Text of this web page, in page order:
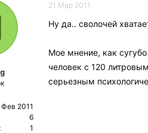
Фев 2011
6
1
21 Мар 2011
Ну да.. сволочей
Мое мнение, как
человек с 120
серьезным